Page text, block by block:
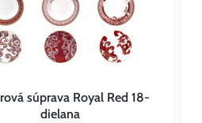
súprava Royal Red 18-
dielana